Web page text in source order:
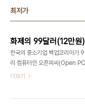
최저가
한국의 중소기업 백업코리아가
리 컴퓨터인 오픈피씨(Open
피씨(Open PC)는 인텔 기반의
더보기